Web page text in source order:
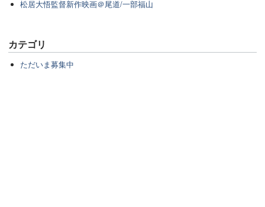
松居大悟監督新作映画＠尾道/一部福山
カテゴリ
ただいま募集中